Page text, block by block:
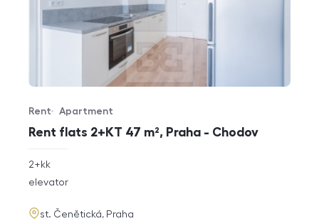
Rent flats 2+KT 47 m², Praha - Chodov
Offer type
Rent
Property type
Apartment
rozměry
2+kk
funkce
elevator
adresa
st. Čenětická, Praha